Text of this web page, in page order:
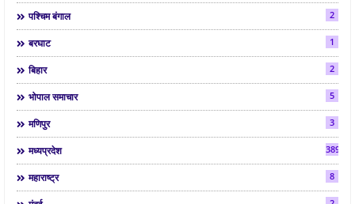
पश्चिम बंगाल 2
बरघाट 1
बिहार 2
भोपाल समाचार 5
मणिपुर 3
मध्यप्रदेश 3892
महाराष्ट्र 8